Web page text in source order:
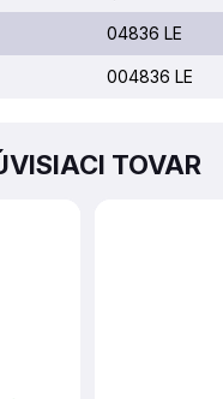
04836 LE
004836 LE
TOVAR